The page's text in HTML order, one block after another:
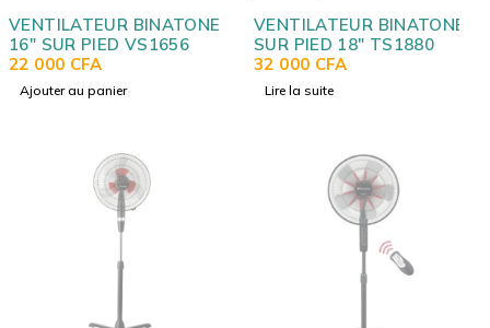
VENTILATEUR BINATONE
16" SUR PIED VS1656
22 000 CFA
Ajouter au panier
VENTILATEUR BINATONE
SUR PIED 18" TS1880
32 000 CFA
Lire la suite